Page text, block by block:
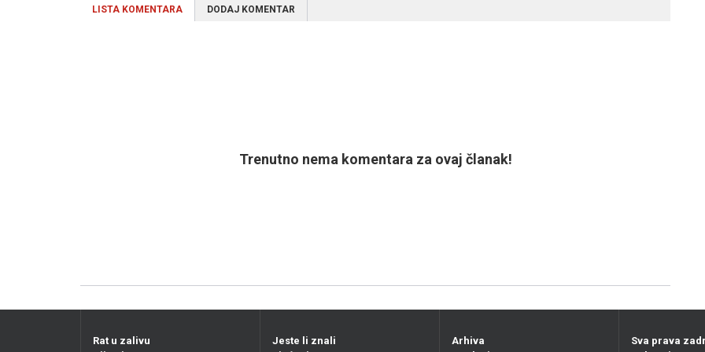
LISTA KOMENTARA DODAJ KOMENTAR
Trenutno nema komentara za ovaj članak!
Rat u zalivu
Jeste li znali
Arhiva
Sva prava